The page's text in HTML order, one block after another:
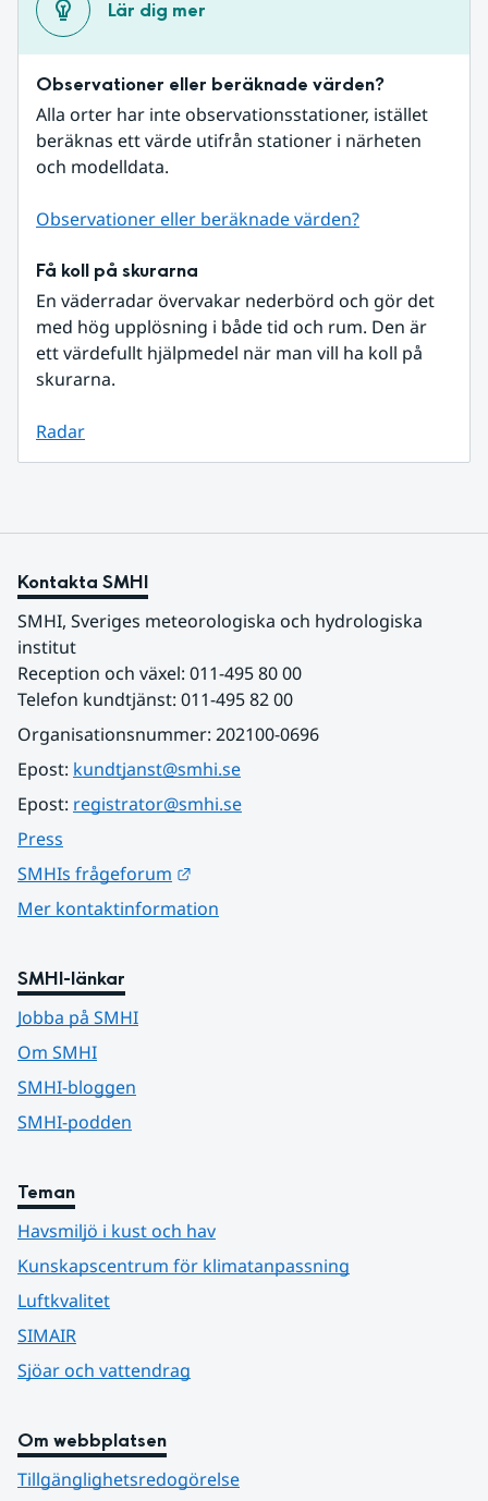
Lär dig mer
Observationer eller beräknade värden?
Alla orter har inte observationsstationer, istället
beräknas ett värde utifrån stationer i närheten
och modelldata.
Observationer eller beräknade värden?
Få koll på skurarna
En väderradar övervakar nederbörd och gör det
med hög upplösning i både tid och rum. Den är
ett värdefullt hjälpmedel när man vill ha koll på
skurarna.
Radar
Kontakta SMHI
SMHI, Sveriges meteorologiska och hydrologiska
institut
Reception och växel: 011-495 80 00
Telefon kundtjänst: 011-495 82 00
Organisationsnummer: 202100-0696
Epost: kundtjanst@smhi.se
Epost: registrator@smhi.se
Press
SMHIs frågeforum
Mer kontaktinformation
SMHI-länkar
Jobba på SMHI
Om SMHI
SMHI-bloggen
SMHI-podden
Teman
Havsmiljö i kust och hav
Kunskapscentrum för klimatanpassning
Luftkvalitet
SIMAIR
Sjöar och vattendrag
Om webbplatsen
Tillgänglighetsredogörelse